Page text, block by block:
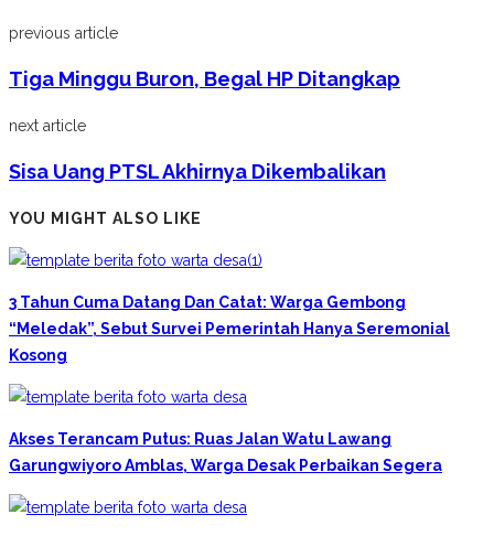
previous article
Tiga Minggu Buron, Begal HP Ditangkap
next article
Sisa Uang PTSL Akhirnya Dikembalikan
YOU MIGHT ALSO LIKE
3 Tahun Cuma Datang Dan Catat: Warga Gembong
“Meledak”, Sebut Survei Pemerintah Hanya Seremonial
Kosong
Akses Terancam Putus: Ruas Jalan Watu Lawang
Garungwiyoro Amblas, Warga Desak Perbaikan Segera